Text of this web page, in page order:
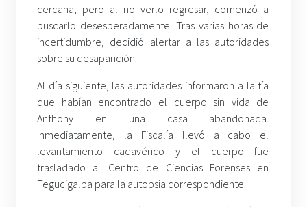
cercana, pero al no verlo regresar, comenzó a
buscarlo desesperadamente. Tras varias horas de
incertidumbre, decidió alertar a las autoridades
sobre su desaparición.
Al día siguiente, las autoridades informaron a la tía
que habían encontrado el cuerpo sin vida de
Anthony en una casa abandonada.
Inmediatamente, la Fiscalía llevó a cabo el
levantamiento cadavérico y el cuerpo fue
trasladado al Centro de Ciencias Forenses en
Tegucigalpa para la autopsia correspondiente.